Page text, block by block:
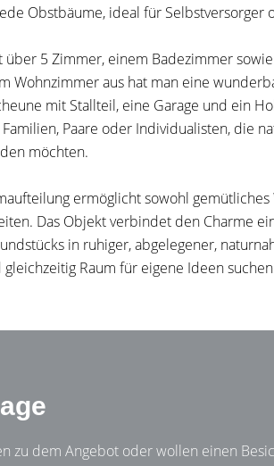
Obstbäume, ideal für Selbstversorger
5 Zimmer, einem Badezimmer
Wohnzimmer aus hat man eine
mit Stallteil, eine Garage und ein
Paare oder Individualisten, die
möchten.
ermöglicht sowohl
Das Objekt verbindet den Charme
in ruhiger, abgelegener,
Raum für eigene Ideen
zu dem Angebot oder wollen einen